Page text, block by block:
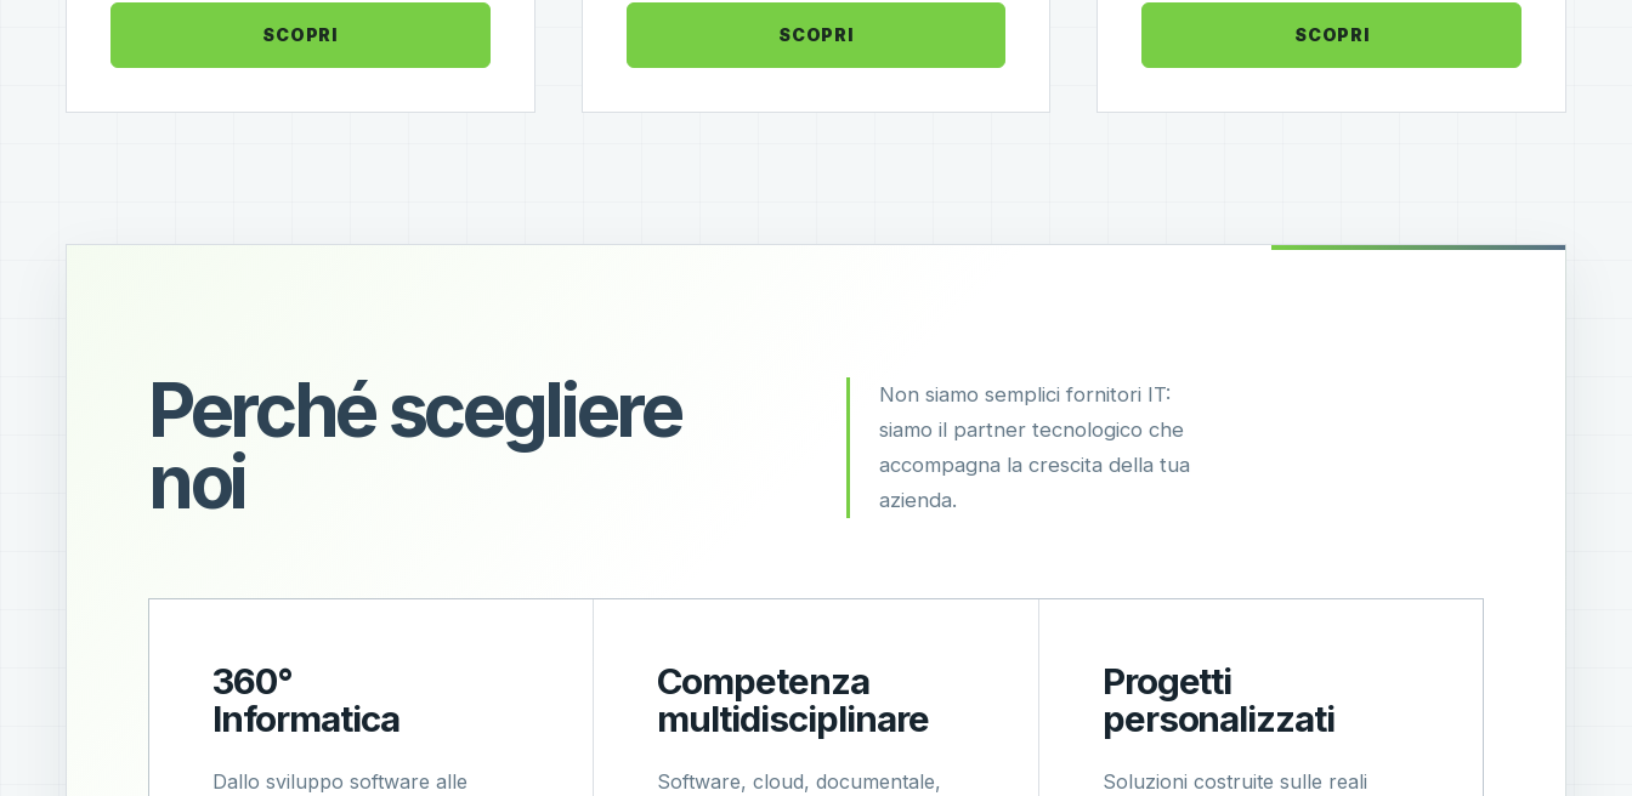
SCOPRI SCOPRI SCOPRI
Perché scegliere
noi
Non siamo semplici fornitori IT:
siamo il partner tecnologico che
accompagna la crescita della tua
azienda.
360°
Informatica
Dallo sviluppo software alle
Competenza
multidisciplinare
Software, cloud, documentale,
Progetti
personalizzati
Soluzioni costruite sulle reali